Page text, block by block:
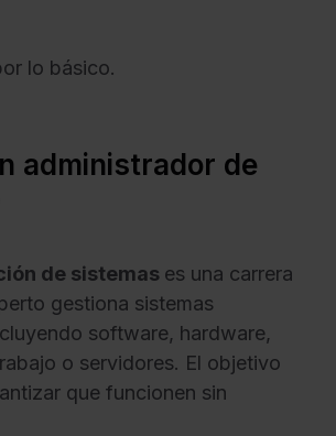
lo básico.
administrador de
de sistemas es una carrera
gestiona sistemas
software, hardware,
o servidores. El objetivo
que funcionen sin